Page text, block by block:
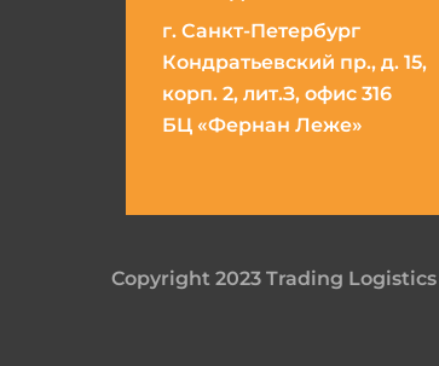
г. Санкт-Петербург
Кондратьевский пр., д. 15,
корп. 2, лит.З, офис 316
БЦ «Фернан Леже»
Copyright 2023 Trading Logistics